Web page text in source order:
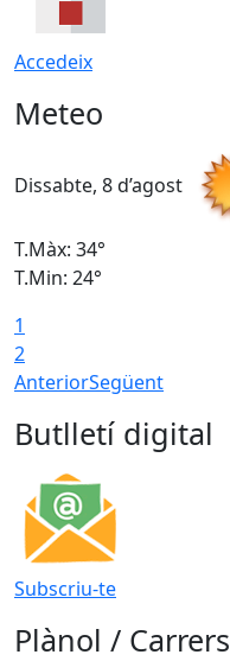
Accedeix
Meteo
Dissabte, 8 d’agost
T.Màx: 34°
T.Min: 24°
1
2
AnteriorSegüent
Butlletí digital
Subscriu-te
Plànol / Carrers